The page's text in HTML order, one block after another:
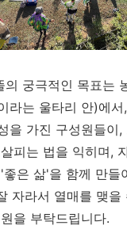
의 궁극적인 목표는
라는 울타리 안)에
을 가진 구성원들이,
피는 법을 익히며,
좋은 삶'을 함께 만들
자라서 열매를 맺을
을 부탁드립니다.